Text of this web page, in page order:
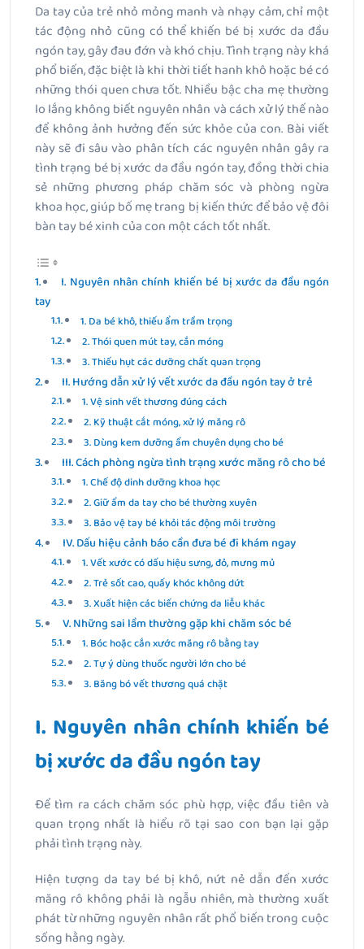
Da tay của trẻ nhỏ mỏng manh và nhạy cảm, chỉ một
tác động nhỏ cũng có thể khiến bé bị xước da đầu
ngón tay, gây đau đớn và khó chịu. Tình trạng này khá
phổ biến, đặc biệt là khi thời tiết hanh khô hoặc bé có
những thói quen chưa tốt. Nhiều bậc cha mẹ thường
lo lắng không biết nguyên nhân và cách xử lý thế nào
để không ảnh hưởng đến sức khỏe của con. Bài viết
này sẽ đi sâu vào phân tích các nguyên nhân gây ra
tình trạng bé bị xước da đầu ngón tay, đồng thời chia
sẻ những phương pháp chăm sóc và phòng ngừa
khoa học, giúp bố mẹ trang bị kiến thức để bảo vệ đôi
bàn tay bé xinh của con một cách tốt nhất.
I. Nguyên nhân chính khiến bé bị xước da đầu ngón
tay
1. Da bé khô, thiếu ẩm trầm trọng
2. Thói quen mút tay, cắn móng
3. Thiếu hụt các dưỡng chất quan trọng
II. Hướng dẫn xử lý vết xước da đầu ngón tay ở trẻ
1. Vệ sinh vết thương đúng cách
2. Kỹ thuật cắt móng, xử lý măng rô
3. Dùng kem dưỡng ẩm chuyên dụng cho bé
III. Cách phòng ngừa tình trạng xước măng rô cho bé
1. Chế độ dinh dưỡng khoa học
2. Giữ ẩm da tay cho bé thường xuyên
3. Bảo vệ tay bé khỏi tác động môi trường
IV. Dấu hiệu cảnh báo cần đưa bé đi khám ngay
1. Vết xước có dấu hiệu sưng, đỏ, mưng mủ
2. Trẻ sốt cao, quấy khóc không dứt
3. Xuất hiện các biến chứng da liễu khác
V. Những sai lầm thường gặp khi chăm sóc bé
1. Bóc hoặc cắn xước măng rô bằng tay
2. Tự ý dùng thuốc người lớn cho bé
3. Băng bó vết thương quá chặt
I. Nguyên nhân chính khiến bé
bị xước da đầu ngón tay
Để tìm ra cách chăm sóc phù hợp, việc đầu tiên và
quan trọng nhất là hiểu rõ tại sao con bạn lại gặp
phải tình trạng này.
Hiện tượng da tay bé bị khô, nứt nẻ dẫn đến xước
măng rô không phải là ngẫu nhiên, mà thường xuất
phát từ những nguyên nhân rất phổ biến trong cuộc
sống hằng ngày.